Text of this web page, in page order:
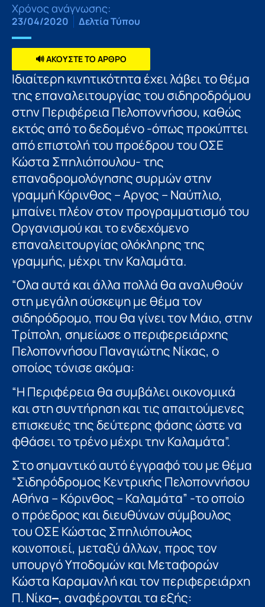
Χρόνος ανάγνωσης:
23/04/2020 Δελτία Τύπου
🔊 ΑΚΟΥΣΤΕ ΤΟ ΑΡΘΡΟ
Ιδιαίτερη κινητικότητα έχει λάβει το θέμα
της επαναλειτουργίας του σιδηροδρόμου
στην Περιφέρεια Πελοποννήσου, καθώς
εκτός από το δεδομένο -όπως προκύπτει
από επιστολή του προέδρου του ΟΣΕ
Κώστα Σπηλιόπουλου- της
επαναδρομολόγησης συρμών στην
γραμμή Κόρινθος – Αργος – Ναύπλιο,
μπαίνει πλέον στον προγραμματισμό του
Οργανισμού και το ενδεχόμενο
επαναλειτουργίας ολόκληρης της
γραμμής, μέχρι την Καλαμάτα.
“Ολα αυτά και άλλα πολλά θα αναλυθούν
στη μεγάλη σύσκεψη με θέμα τον
σιδηρόδρομο, που θα γίνει τον Μάιο, στην
Τρίπολη, σημείωσε ο περιφερειάρχης
Πελοποννήσου Παναγιώτης Νίκας, ο
οποίος τόνισε ακόμα:
“Η Περιφέρεια θα συμβάλει οικονομικά
και στη συντήρηση και τις απαιτούμενες
επισκευές της δεύτερης φάσης ώστε να
φθάσει το τρένο μέχρι την Καλαμάτα”.
Στο σημαντικό αυτό έγγραφό του με θέμα
“Σιδηρόδρομος Κεντρικής Πελοποννήσου
Αθήνα – Κόρινθος – Καλαμάτα” -το οποίο
ο πρόεδρος και διευθύνων σύμβουλος
του ΟΣΕ Κώστας Σπηλιόπουλος
κοινοποιεί, μεταξύ άλλων, προς τον
υπουργό Υποδομών και Μεταφορών
Κώστα Καραμανλή και τον περιφερειάρχη
Π. Νίκα–, αναφέρονται τα εξής: